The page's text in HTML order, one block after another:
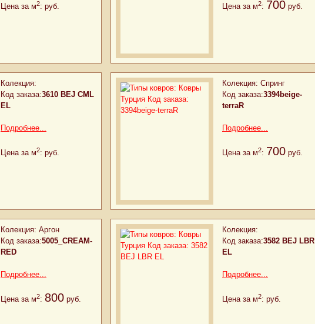
Цена за м2: руб. Цена за м2: 700 руб.
Колекция:
Код заказа:3610 BEJ CML
EL
Подробнее...
Цена за м2: руб.
Колекция: Спринг
Код заказа:3394beige-
terraR
Подробнее...
Цена за м2: 700 руб.
Колекция: Аргон
Код заказа:5005_CREAM-
RED
Подробнее...
Цена за м2: 800 руб.
Колекция:
Код заказа:3582 BEJ LBR
EL
Подробнее...
Цена за м2: руб.